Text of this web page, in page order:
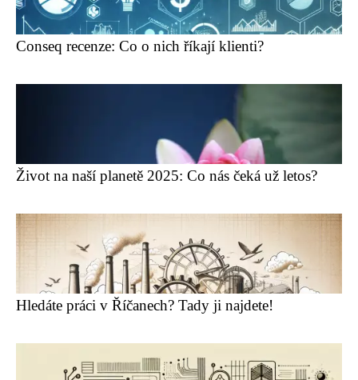
Conseq recenze: Co o nich říkají klienti?
Život na naší planetě 2025: Co nás čeká už letos?
Hledáte práci v Říčanech? Tady ji najdete!